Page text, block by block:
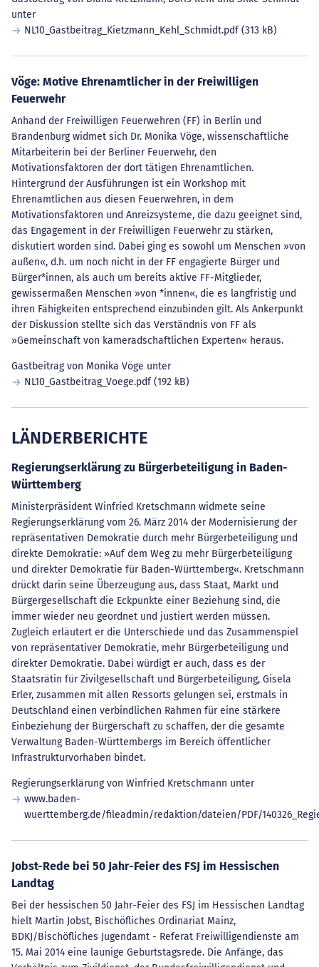
unter
NL10_Gastbeitrag_Kietzmann_Kehl_Schmidt.pdf(313 kB)
Vöge: Motive Ehrenamtlicher in der Freiwilligen
Feuerwehr
Anhand der Freiwilligen Feuerwehren (FF) in Berlin und
Brandenburg widmet sich Dr. Monika Vöge, wissenschaftliche
Mitarbeiterin bei der Berliner Feuerwehr, den
Motivationsfaktoren der dort tätigen Ehrenamtlichen.
Hintergrund der Ausführungen ist ein Workshop mit
Ehrenamtlichen aus diesen Feuerwehren, in dem
Motivationsfaktoren und Anreizsysteme, die dazu geeignet sind,
das Engagement in der Freiwilligen Feuerwehr zu stärken,
diskutiert worden sind. Dabei ging es sowohl um Menschen »von
außen«, d.h. um noch nicht in der FF engagierte Bürger und
Bürger*innen, als auch um bereits aktive FF-Mitglieder,
gewissermaßen Menschen »von *innen«, die es langfristig und
ihren Fähigkeiten entsprechend einzubinden gilt. Als Ankerpunkt
der Diskussion stellte sich das Verständnis von FF als
»Gemeinschaft von kameradschaftlichen Experten« heraus.
Gastbeitrag von Monika Vöge unter
NL10_Gastbeitrag_Voege.pdf(192 kB)
LÄNDERBERICHTE
Regierungserklärung zu Bürgerbeteiligung in Baden-
Württemberg
Ministerpräsident Winfried Kretschmann widmete seine
Regierungserklärung vom 26. März 2014 der Modernisierung der
repräsentativen Demokratie durch mehr Bürgerbeteiligung und
direkte Demokratie: »Auf dem Weg zu mehr Bürgerbeteiligung
und direkter Demokratie für Baden-Württemberg«. Kretschmann
drückt darin seine Überzeugung aus, dass Staat, Markt und
Bürgergesellschaft die Eckpunkte einer Beziehung sind, die
immer wieder neu geordnet und justiert werden müssen.
Zugleich erläutert er die Unterschiede und das Zusammenspiel
von repräsentativer Demokratie, mehr Bürgerbeteiligung und
direkter Demokratie. Dabei würdigt er auch, dass es der
Staatsrätin für Zivilgesellschaft und Bürgerbeteiligung, Gisela
Erler, zusammen mit allen Ressorts gelungen sei, erstmals in
Deutschland einen verbindlichen Rahmen für eine stärkere
Einbeziehung der Bürgerschaft zu schaffen, der die gesamte
Verwaltung Baden-Württembergs im Bereich öffentlicher
Infrastrukturvorhaben bindet.
Regierungserklärung von Winfried Kretschmann unter
www.baden-
wuerttemberg.de/fileadmin/redaktion/dateien/PDF/
Jobst-Rede bei 50 Jahr-Feier des FSJ im Hessischen
Landtag
Bei der hessischen 50 Jahr-Feier des FSJ im Hessischen Landtag
hielt Martin Jobst, Bischöfliches Ordinariat Mainz,
BDKJ/Bischöfliches Jugendamt - Referat Freiwilligendienste am
15. Mai 2014 eine launige Geburtstagsrede. Die Anfänge, das